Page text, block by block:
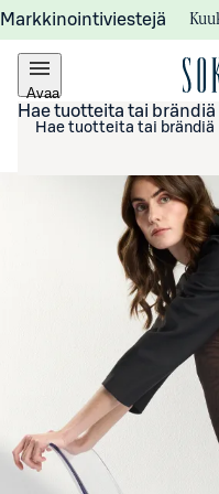
Markkinointiviestejä
Avaa
valikko
Hae tuotteita tai brändiä